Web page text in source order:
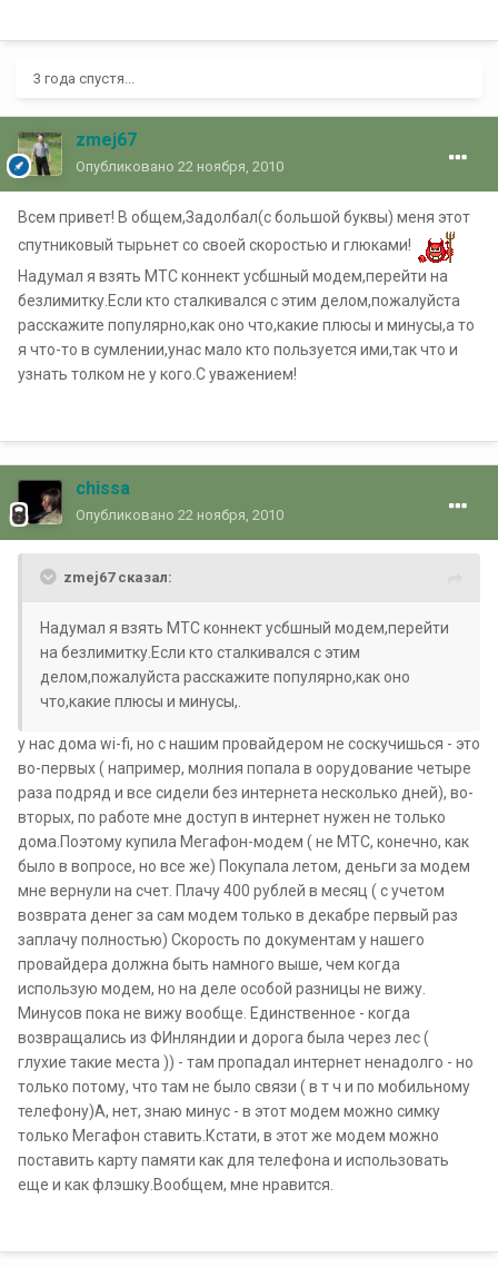
3 года спустя...
zmej67
Опубликовано 22 ноября, 2010
Всем привет! В общем,Задолбал(с большой буквы) меня этот
спутниковый тырьнет со своей скоростью и глюками!
Надумал я взять МТС коннект усбшный модем,перейти на
безлимитку.Если кто сталкивался с этим делом,пожалуйста
расскажите популярно,как оно что,какие плюсы и минусы,а то
я что-то в сумлении,унас мало кто пользуется ими,так что и
узнать толком не у кого.С уважением!
chissa
Опубликовано 22 ноября, 2010
zmej67 сказал:
Надумал я взять МТС коннект усбшный модем,перейти
на безлимитку.Если кто сталкивался с этим
делом,пожалуйста расскажите популярно,как оно
что,какие плюсы и минусы,.
у нас дома wi-fi, но с нашим провайдером не соскучишься - это
во-первых ( например, молния попала в оорудование четыре
раза подряд и все сидели без интернета несколько дней), во-
вторых, по работе мне доступ в интернет нужен не только
дома.Поэтому купила Мегафон-модем ( не МТС, конечно, как
было в вопросе, но все же) Покупала летом, деньги за модем
мне вернули на счет. Плачу 400 рублей в месяц ( с учетом
возврата денег за сам модем только в декабре первый раз
заплачу полностью) Скорость по документам у нашего
провайдера должна быть намного выше, чем когда
использую модем, но на деле особой разницы не вижу.
Минусов пока не вижу вообще. Единственное - когда
возвращались из ФИнляндии и дорога была через лес (
глухие такие места )) - там пропадал интернет ненадолго - но
только потому, что там не было связи ( в т ч и по мобильному
телефону)А, нет, знаю минус - в этот модем можно симку
только Мегафон ставить.Кстати, в этот же модем можно
поставить карту памяти как для телефона и использовать
еще и как флэшку.Вообщем, мне нравится.